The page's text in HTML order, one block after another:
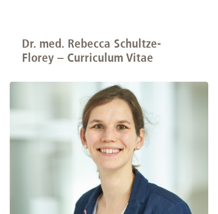
Dr. med. Rebecca Schultze-
Florey – Curriculum Vitae